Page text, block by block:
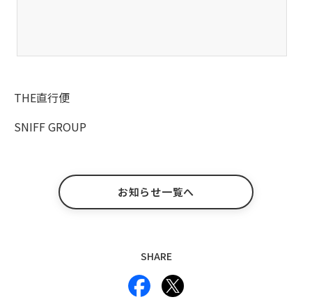
THE直行便
SNIFF GROUP
お知らせ一覧へ
SHARE